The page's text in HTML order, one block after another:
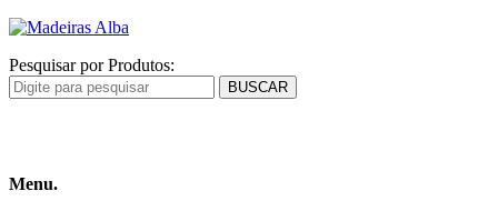
Pesquisar por Produtos:
Menu.